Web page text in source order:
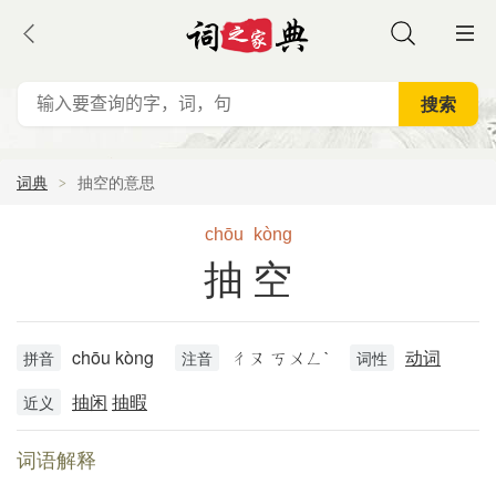
词典 抽空的意思
chōu kòng
抽空
拼音 chōu kòng 注音 ㄔㄡ ㄎㄨㄥˋ 词性 动词
近义 抽闲 抽暇
词语解释